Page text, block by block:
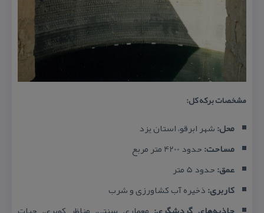
مشخصات بركه كل:
محل:شهر ابرقو، استان یزد
مساحت:حدود 4200 متر مربع
عمق:حدود 5 متر
كاربری:ذخیره آب كشاورزی و شرب